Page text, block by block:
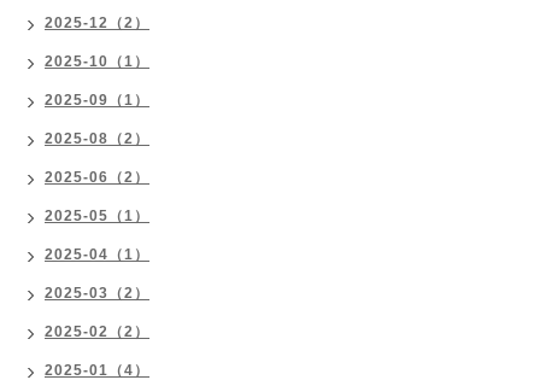
2025-12（2）
2025-10（1）
2025-09（1）
2025-08（2）
2025-06（2）
2025-05（1）
2025-04（1）
2025-03（2）
2025-02（2）
2025-01（4）